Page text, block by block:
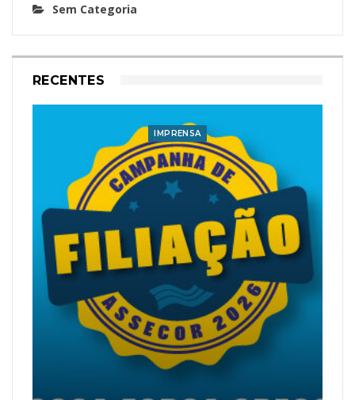
Sem Categoria
RECENTES
IMPRENSA